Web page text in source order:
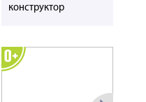
конструктор